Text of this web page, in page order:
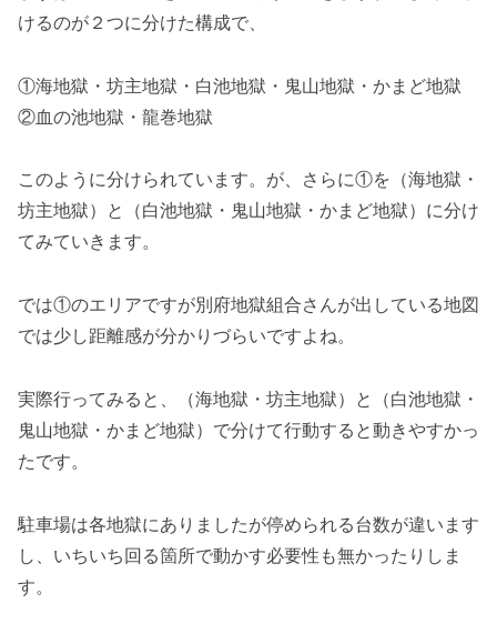
けるのが２つに分けた構成で、
①海地獄・坊主地獄・白池地獄・鬼山地獄・かまど地獄
②血の池地獄・龍巻地獄
このように分けられています。が、さらに①を（海地獄・
坊主地獄）と（白池地獄・鬼山地獄・かまど地獄）に分け
てみていきます。
では①のエリアですが別府地獄組合さんが出している地図
では少し距離感が分かりづらいですよね。
実際行ってみると、（海地獄・坊主地獄）と（白池地獄・
鬼山地獄・かまど地獄）で分けて行動すると動きやすかっ
たです。
駐車場は各地獄にありましたが停められる台数が違います
し、いちいち回る箇所で動かす必要性も無かったりしま
す。